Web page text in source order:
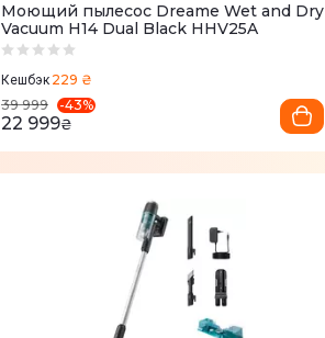
Моющий пылесос Dreame Wet and Dry
Vacuum H14 Dual Black HHV25A
Кешбэк 229 ₴
39 999
-43%
22 999₴